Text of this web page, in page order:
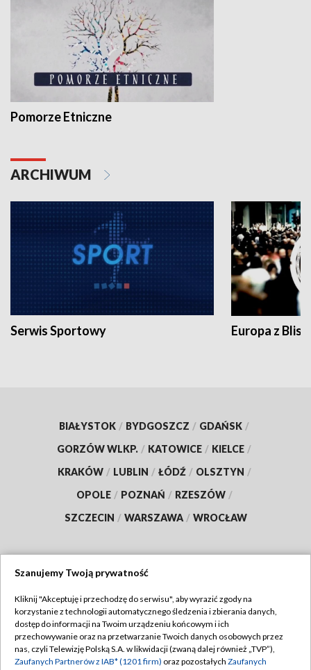
Pomorze Etniczne
ARCHIWUM
Serwis Sportowy Europa z
BIAŁYSTOK / BYDGOSZCZ / GDAŃSK /
GORZÓW WLKP. / KATOWICE / KIELCE /
KRAKÓW / LUBLIN / ŁÓDŹ / OLSZTYN /
OPOLE / POZNAŃ / RZESZÓW /
SZCZECIN / WARSZAWA / WROCŁAW
TVP
Abonament TVP
Emisja w TVP
Regulamin TVP
Polityka prywatności
Szanujemy Twoją prywatność
Kliknij "Akceptuję i przechodzę do serwisu", aby wyrazić zgody na
korzystanie z technologii automatycznego śledzenia i zbierania danych,
dostęp do informacji na Twoim urządzeniu końcowym i ich
przechowywanie oraz na przetwarzanie Twoich danych osobowych przez
nas, czyli Telewizję Polską S.A. w likwidacji (zwaną dalej również „TVP”),
Zaufanych Partnerów z IAB* (1201 firm) oraz pozostałych Zaufanych